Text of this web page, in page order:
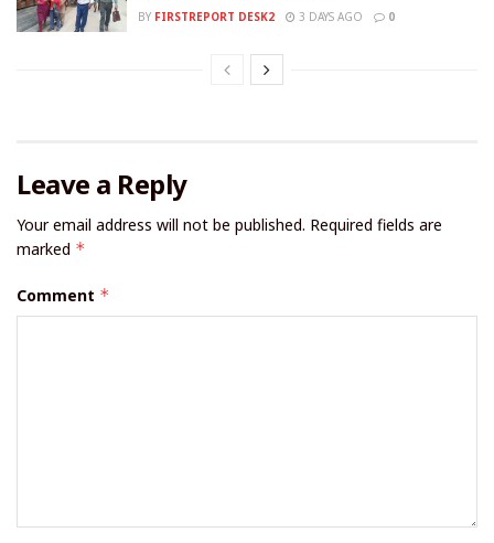
BY FIRSTREPORT DESK2 3 DAYS AGO 0
Leave a Reply
Your email address will not be published. Required fields are
marked *
Comment *